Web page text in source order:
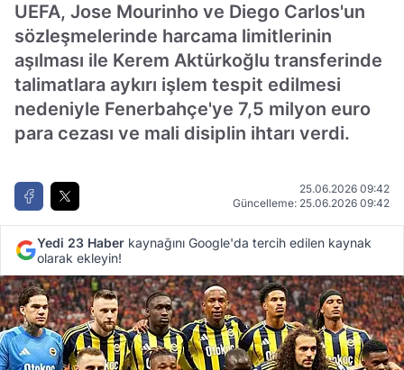
UEFA, Jose Mourinho ve Diego Carlos'un
sözleşmelerinde harcama limitlerinin
aşılması ile Kerem Aktürkoğlu transferinde
talimatlara aykırı işlem tespit edilmesi
nedeniyle Fenerbahçe'ye 7,5 milyon euro
para cezası ve mali disiplin ihtarı verdi.
25.06.2026 09:42
Güncelleme: 25.06.2026 09:42
Yedi 23 Haber kaynağını Google'da tercih edilen kaynak
olarak ekleyin!